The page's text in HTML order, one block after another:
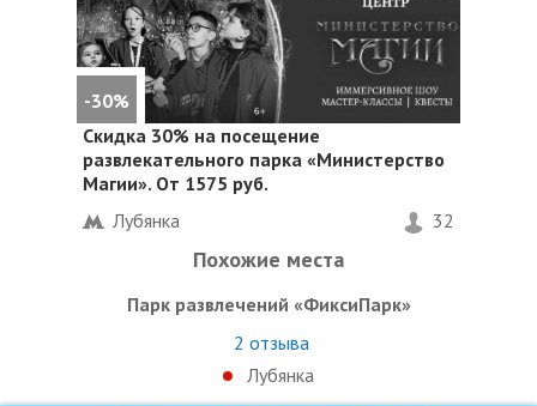
-30%
Скидка 30% на посещение
развлекательного парка «Министерство
Магии». От 1575 руб.
Лубянка
32
Похожие места
Парк развлечений «ФиксиПарк»
2 отзыва
Лубянка